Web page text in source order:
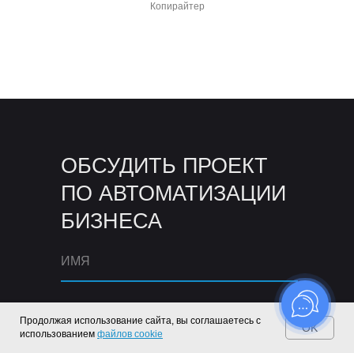
Копирайтер
ОБСУДИТЬ ПРОЕКТ
ПО АВТОМАТИЗАЦИИ
БИЗНЕСА
Продолжая использование сайта, вы соглашаетесь с
использованием файлов cookie
OK